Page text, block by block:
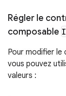
Régler le
composable
Pour modifier le
vous pouvez
valeurs :